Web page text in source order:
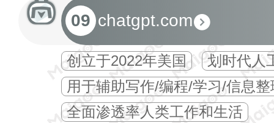
09 chatgpt.com
创立于2022年美国
划时代人
用于辅助写作/编程/学习/信息整
全面渗透率人类工作和生活